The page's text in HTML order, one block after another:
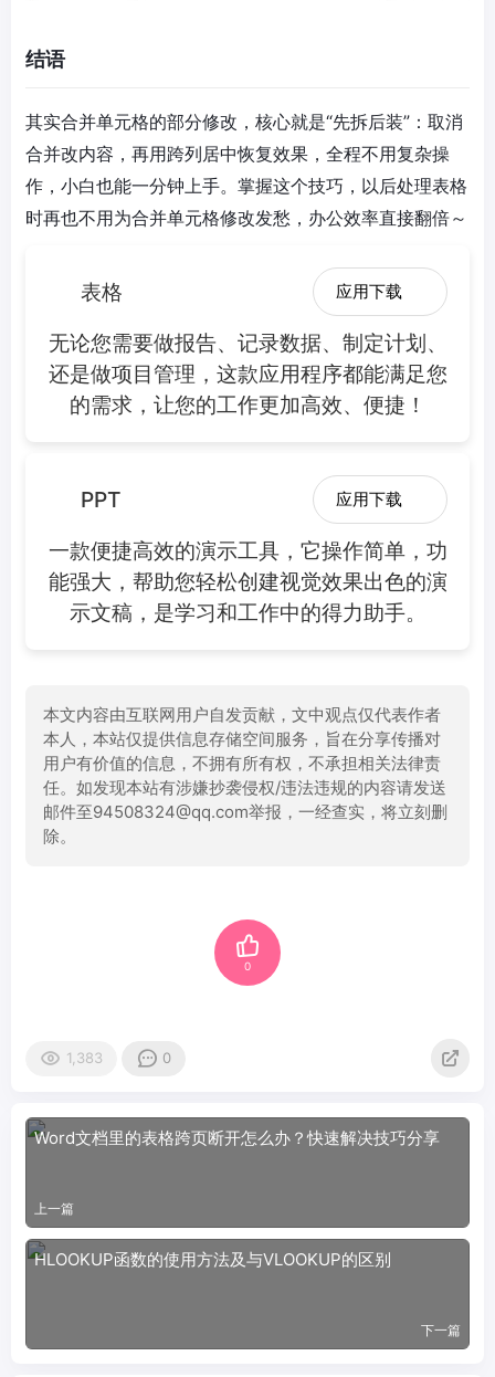
结语
其实合并单元格的部分修改，核心就是“先拆后装”：取消
合并改内容，再用跨列居中恢复效果，全程不用复杂操
作，小白也能一分钟上手。掌握这个技巧，以后处理表格
时再也不用为合并单元格修改发愁，办公效率直接翻倍～
表格 应用下载
无论您需要做报告、记录数据、制定计划、
还是做项目管理，这款应用程序都能满足您
的需求，让您的工作更加高效、便捷！
PPT 应用下载
一款便捷高效的演示工具，它操作简单，功
能强大，帮助您轻松创建视觉效果出色的演
示文稿，是学习和工作中的得力助手。
本文内容由互联网用户自发贡献，文中观点仅代表作者
本人，本站仅提供信息存储空间服务，旨在分享传播对
用户有价值的信息，不拥有所有权，不承担相关法律责
任。如发现本站有涉嫌抄袭侵权/违法违规的内容请发送
邮件至94508324@qq.com举报，一经查实，将立刻删
除。
0
1,383 0
Word文档里的表格跨页断开怎么办？快速解决技巧分享
上一篇
HLOOKUP函数的使用方法及与VLOOKUP的区别
下一篇